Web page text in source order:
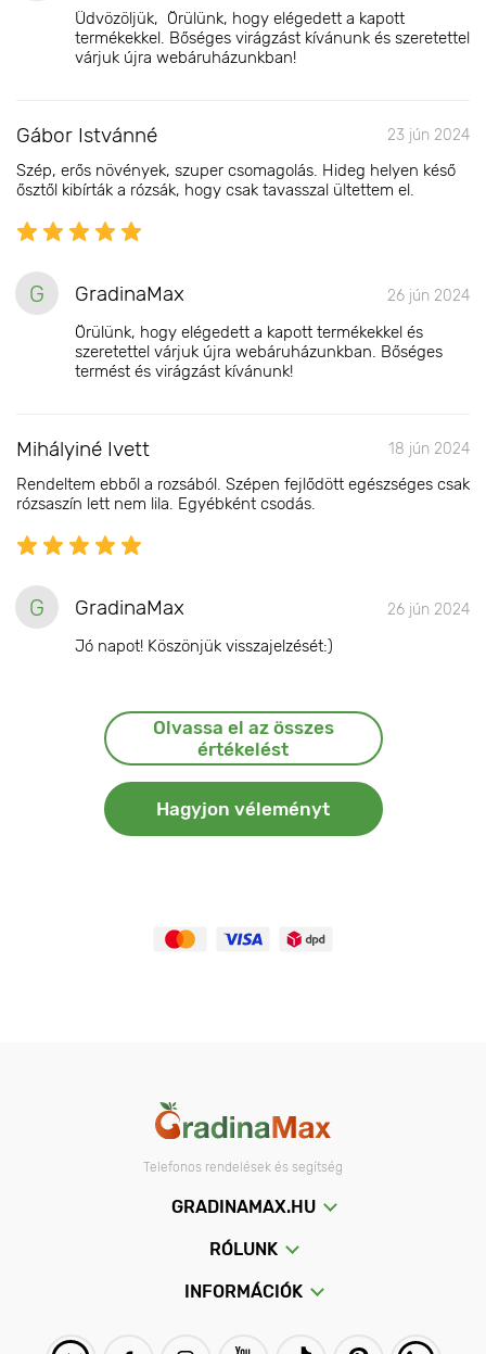
Üdvözöljük, Örülünk, hogy elégedett a kapott
termékekkel. Bőséges virágzást kívánunk és szeretettel
várjuk újra webáruházunkban!
Gábor Istvánné 23 jún 2024
Szép, erős növények, szuper csomagolás. Hideg helyen késő
ősztől kibírták a rózsák, hogy csak tavasszal ültettem el.
G GradinaMax 26 jún 2024
Örülünk, hogy elégedett a kapott termékekkel és
szeretettel várjuk újra webáruházunkban. Bőséges
termést és virágzást kívánunk!
Mihályiné Ivett 18 jún 2024
Rendeltem ebből a rozsából. Szépen fejlődött egészséges csak
rózsaszín lett nem lila. Egyébként csodás.
G GradinaMax 26 jún 2024
Jó napot! Köszönjük visszajelzését:)
Olvassa el az összes
értékelést
Hagyjon véleményt
Telefonos rendelések és segítség
GRADINAMAX.HU
RÓLUNK
INFORMÁCIÓK